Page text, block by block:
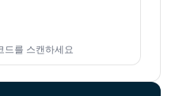
드를 스캔하세요